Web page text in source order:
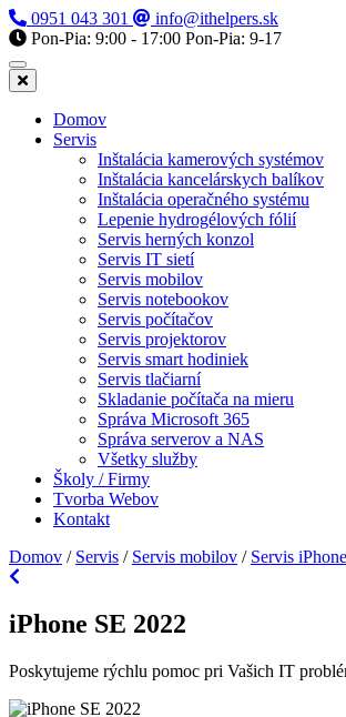
0951 043 301
info@ithelpers.sk
Pon-Pia: 9:00 - 17:00 Pon-Pia: 9-17
Domov
Servis
Inštalácia kamerových systémov
Inštalácia kancelárskych balíkov
Inštalácia operačného systému
Lepenie hydrogélových fólií
Servis herných konzol
Servis IT sietí
Servis mobilov
Servis notebookov
Servis počítačov
Servis projektorov
Servis smart hodiniek
Servis tlačiarní
Skladanie počítača na mieru
Správa Microsoft 365
Správa serverov a NAS
Všetky služby
Školy / Firmy
Tvorba Webov
Kontakt
Domov / Servis / Servis mobilov / Servis iPhone
iPhone SE 2022
Poskytujeme rýchlu pomoc pri Vašich IT